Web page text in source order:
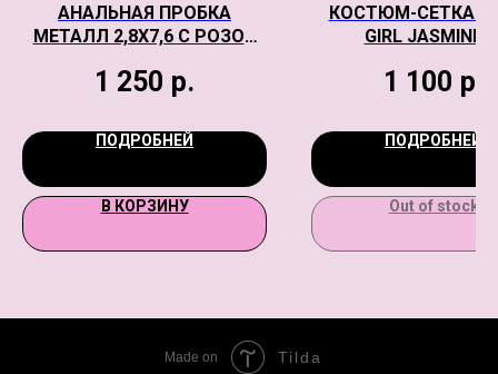
АНАЛЬНАЯ ПРОБКА
МЕТАЛЛ 2,8Х7,6 С РОЗОЙ
1 250 р.
ПОДРОБНЕЙ
В КОРЗИНУ
КОСТЮМ-СЕТКА
GIRL JASMINE,
ЧЕРНЫЙ, OS
1 100 р.
ПОДРОБНЕЙ
Out of stock
Made on Tilda